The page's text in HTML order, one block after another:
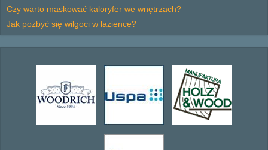
Czy warto maskować kaloryfer we wnętrzach?
Jak pozbyć się wilgoci w łazience?